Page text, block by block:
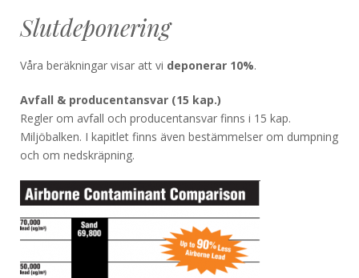
Slutdeponering
Våra beräkningar visar att vi deponerar 10%.
Avfall & producentansvar (15 kap.)
Regler om avfall och producentansvar finns i 15 kap.
Miljöbalken. I kapitlet finns även bestämmelser om dumpning
och om nedskräpning.